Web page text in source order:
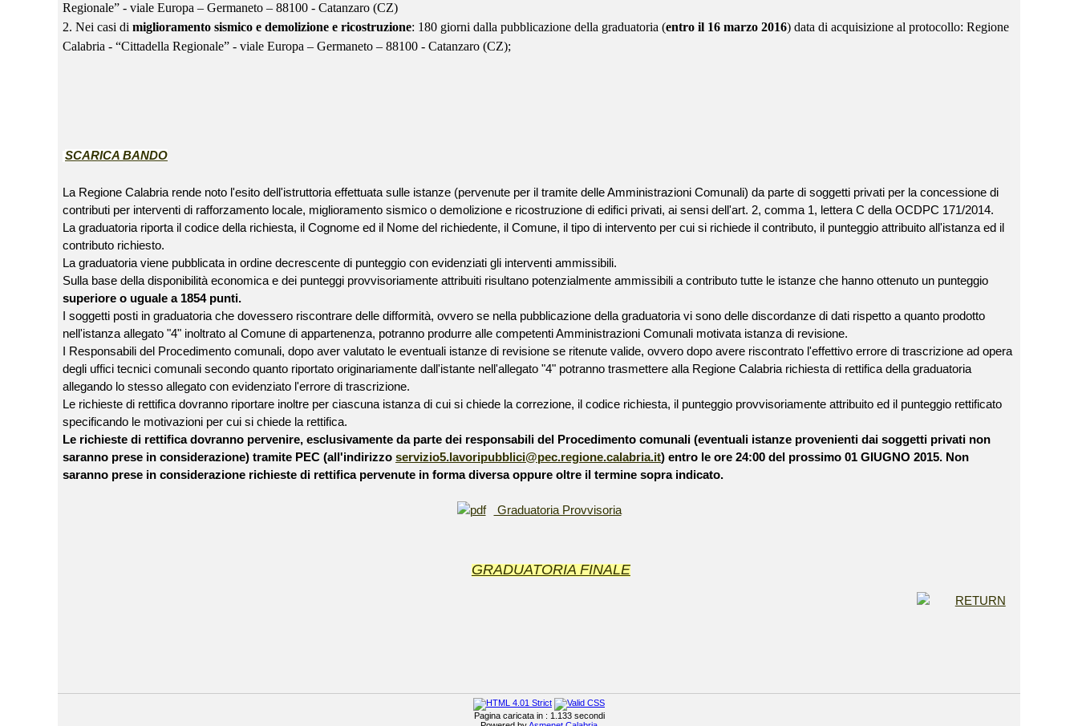
Regionale” - viale Europa – Germaneto – 88100 - Catanzaro (CZ)
2. Nei casi di miglioramento sismico e demolizione e ricostruzione: 180 giorni dalla pubblicazione della graduatoria (entro il 16 marzo 2016) data di acquisizione al protocollo: Regione
Calabria - “Cittadella Regionale” - viale Europa – Germaneto – 88100 - Catanzaro (CZ);
SCARICA BANDO
La Regione Calabria rende noto l'esito dell'istruttoria effettuata sulle istanze (pervenute per il tramite delle Amministrazioni Comunali) da parte di soggetti privati per la concessione di
contributi per interventi di rafforzamento locale, miglioramento sismico o demolizione e ricostruzione di edifici privati, ai sensi dell'art. 2, comma 1, lettera C della OCDPC 171/2014.
La graduatoria riporta il codice della richiesta, il Cognome ed il Nome del richiedente, il Comune, il tipo di intervento per cui si richiede il contributo, il punteggio attribuito all'istanza ed il
contributo richiesto.
La graduatoria viene pubblicata in ordine decrescente di punteggio con evidenziati gli interventi ammissibili.
Sulla base della disponibilità economica e dei punteggi provvisoriamente attribuiti risultano potenzialmente ammissibili a contributo tutte le istanze che hanno ottenuto un punteggio
superiore o uguale a 1854 punti.
I soggetti posti in graduatoria che dovessero riscontrare delle difformità, ovvero se nella pubblicazione della graduatoria vi sono delle discordanze di dati rispetto a quanto prodotto
nell'istanza allegato "4" inoltrato al Comune di appartenenza, potranno produrre alle competenti Amministrazioni Comunali motivata istanza di revisione.
I Responsabili del Procedimento comunali, dopo aver valutato le eventuali istanze di revisione se ritenute valide, ovvero dopo avere riscontrato l'effettivo errore di trascrizione ad opera
degli uffici tecnici comunali secondo quanto riportato originariamente dall'istante nell'allegato "4" potranno trasmettere alla Regione Calabria richiesta di rettifica della graduatoria
allegando lo stesso allegato con evidenziato l'errore di trascrizione.
Le richieste di rettifica dovranno riportare inoltre per ciascuna istanza di cui si chiede la correzione, il codice richiesta, il punteggio provvisoriamente attribuito ed il punteggio rettificato
specificando le motivazioni per cui si chiede la rettifica.
Le richieste di rettifica dovranno pervenire, esclusivamente da parte dei responsabili del Procedimento comunali (eventuali istanze provenienti dai soggetti privati non
saranno prese in considerazione) tramite PEC (all'indirizzo servizio5.lavoripubblici@pec.regione.calabria.it) entro le ore 24:00 del prossimo 01 GIUGNO 2015. Non
saranno prese in considerazione richieste di rettifica pervenute in forma diversa oppure oltre il termine sopra indicato.
Graduatoria Provvisoria
GRADUATORIA FINALE
Pagina caricata in : 1.133 secondi